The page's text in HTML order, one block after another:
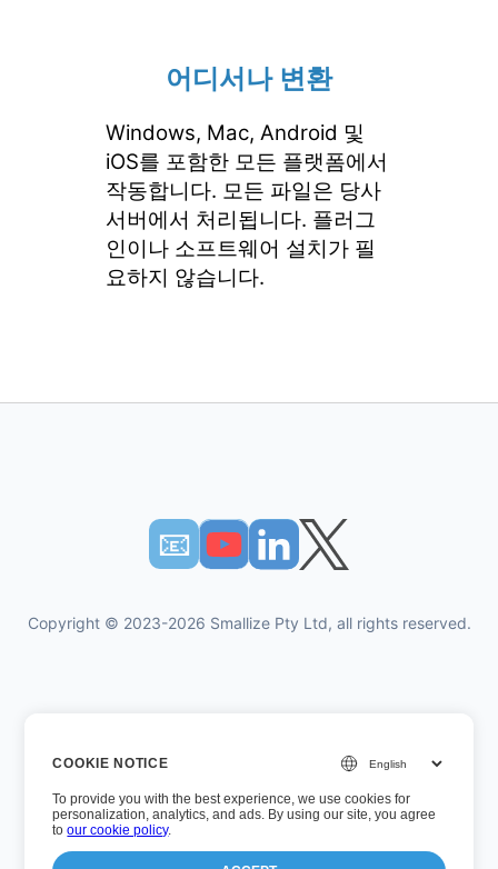
어디서나 변환
Windows, Mac, Android 및
iOS를 포함한 모든 플랫폼에서
작동합니다. 모든 파일은 당사
서버에서 처리됩니다. 플러그
인이나 소프트웨어 설치가 필
요하지 않습니다.
📧︎
Copyright © 2023-2026 Smallize Pty Ltd, all rights reserved.
개인 정보 정책
경영진 액세스
COOKIE NOTICE
To provide you with the best experience, we use cookies for
personalization, analytics, and ads. By using our site, you agree
toour cookie policy.